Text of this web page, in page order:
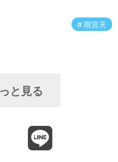
雨宮天
と見る